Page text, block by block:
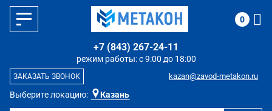
Выберите локацию: Казань
режим работы: с 9:00 до 18:00
+7 (843) 267-24-11
kazan@zavod-metakon.ru
ЗАКАЗАТЬ ЗВОНОК
0